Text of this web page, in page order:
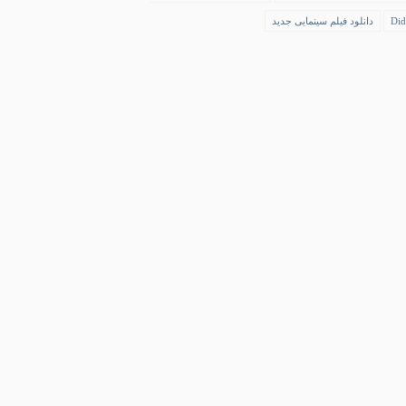
دانلود فیلم سینمایی جدید